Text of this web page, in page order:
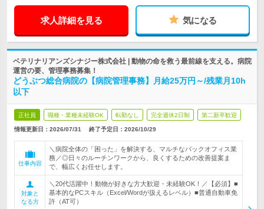
求人詳細を見る 気になる
ベテリナリアンズシナジー株式会社 | 動物の命を救う最前線を支える。病院
運営の要、管理事務募集！
どうぶつ総合病院の【病院管理事務】月給25万円～/残業月10h
以下
正社員 職種・業種未経験OK 転勤なし 完全週休2日制 第二新卒歓迎
情報更新日：2026/07/31 終了予定日： 2026/10/29
仕事内容
＼病院全体の「困った」を解決する、マルチなバックオフィス業
務／◎日々のルーチンワークから、良くするための改善提案ま
で、幅広くお任せします。
対象と
なる方
＼20代活躍中！動物が好きな方大歓迎・未経験OK！／【必須】■
基本的なPCスキル（Excel/Wordが扱えるレベル）■普通自動車免
許（AT可）